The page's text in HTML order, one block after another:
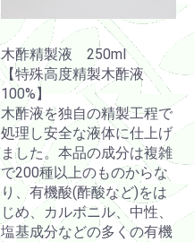
木酢精製液 250ml
【特殊高度精製木酢液
100%】
木酢液を独自の精製工程で
処理し安全な液体に仕上げ
ました。本品の成分は複雑
で200種以上のものからな
り、有機酸(酢酸など)をは
じめ、カルボニル、中性、
塩基成分などの多くの有機